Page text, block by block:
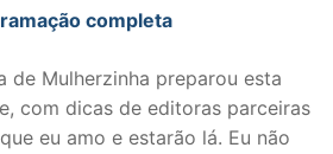
completa
de Mulherzinha preparou esta
com dicas de editoras parceiras
eu amo e estarão lá. Eu não